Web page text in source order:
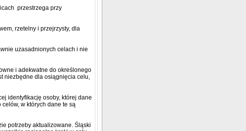
przestrzega przy
rzetelny i przejrzysty, dla
uzasadnionych celach i nie
i adekwatne do określonego
niezbędne dla osiągnięcia celu,
identyfikację osoby, której dane
celów, w których dane te są
potrzeby aktualizowane. Śląski